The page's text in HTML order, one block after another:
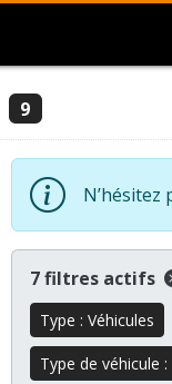
9
N’hésitez
7 filtres actifs
Type : Véhicules
Type de véhicule